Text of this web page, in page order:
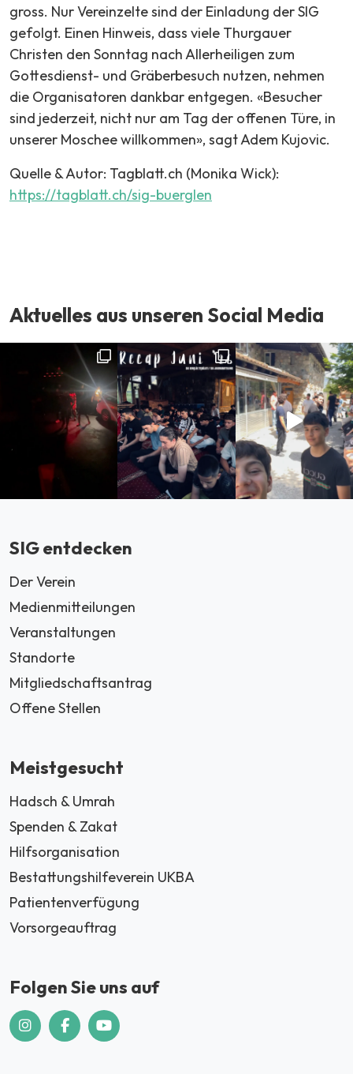
gross. Nur Vereinzelte sind der Einladung der SIG
gefolgt. Einen Hinweis, dass viele Thurgauer
Christen den Sonntag nach Allerheiligen zum
Gottesdienst- und Gräberbesuch nutzen, nehmen
die Organisatoren dankbar entgegen. «Besucher
sind jederzeit, nicht nur am Tag der offenen Türe, in
unserer Moschee willkommen», sagt Adem Kujovic.
Quelle & Autor: Tagblatt.ch (Monika Wick):
https://tagblatt.ch/sig-buerglen
Aktuelles aus unseren Social Media
SIG entdecken
Der Verein
Medienmitteilungen
Veranstaltungen
Standorte
Mitgliedschaftsantrag
Offene Stellen
Meistgesucht
Hadsch & Umrah
Spenden & Zakat
Hilfsorganisation
Bestattungshilfeverein UKBA
Patientenverfügung
Vorsorgeauftrag
Folgen Sie uns auf